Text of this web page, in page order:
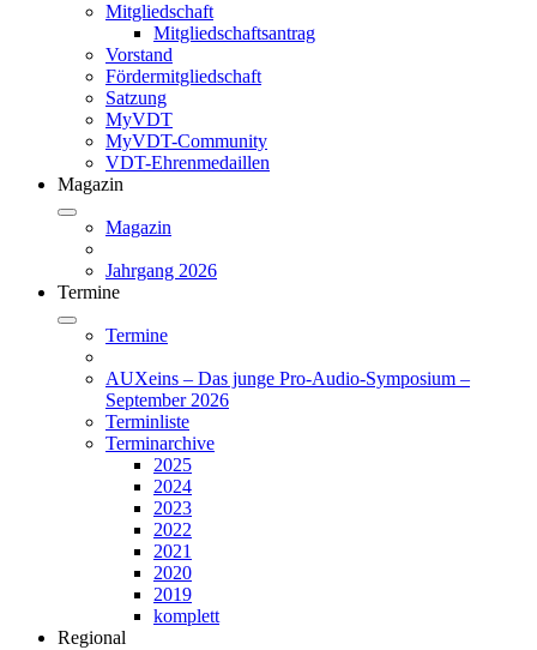
Mitgliedschaft
Mitgliedschaftsantrag
Vorstand
Fördermitgliedschaft
Satzung
MyVDT
MyVDT-Community
VDT-Ehrenmedaillen
Magazin
Magazin
Jahrgang 2026
Termine
Termine
AUXeins – Das junge Pro-Audio-Symposium –
September 2026
Terminliste
Terminarchive
2025
2024
2023
2022
2021
2020
2019
komplett
Regional